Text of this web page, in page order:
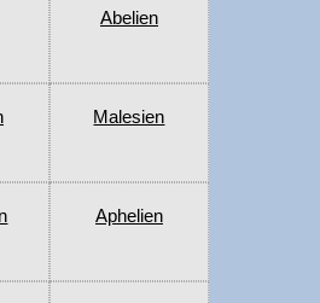
Abelien
Malesien
Aphelien